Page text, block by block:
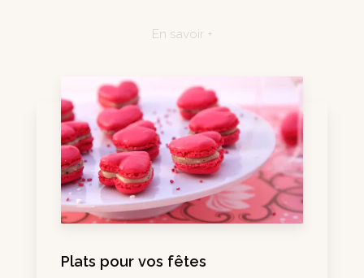
En savoir +
Plats pour vos fêtes